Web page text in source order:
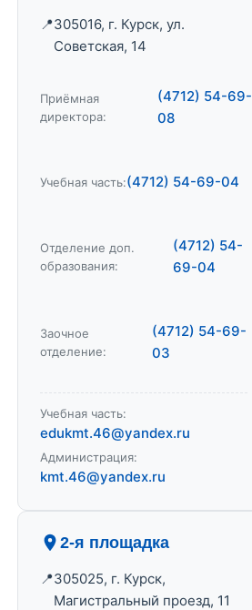
305016, г. Курск, ул.
Советская, 14
Приёмная
директора:
(4712) 54-69-
08
Учебная часть:(4712) 54-69-04
Отделение доп.
образования:
(4712) 54-
69-04
Заочное
отделение:
(4712) 54-69-
03
Учебная часть:
edukmt.46@yandex.ru
Администрация:
kmt.46@yandex.ru
2-я площадка
305025, г. Курск,
Магистральный проезд, 11